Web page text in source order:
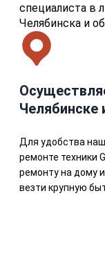
специалиста в
Челябинска и
Челябинске
Для удобства
ремонте техники
ремонту на дому
везти крупную